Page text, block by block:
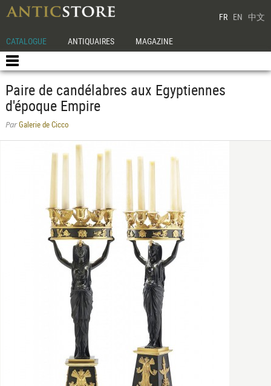
FR EN 中文
CATALOGUE ANTIQUAIRES MAGAZINE
Paire de candélabres aux Egyptiennes
d'époque Empire
ParGalerie de Cicco